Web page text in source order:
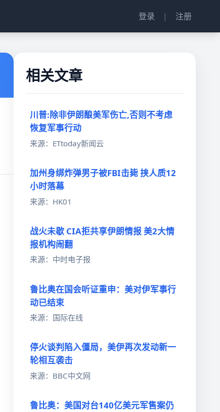
登录 | 注册
相关文章
川普:除非伊朗酿美军伤亡,否则不考虑
恢复军事行动
来源：ETtoday新闻云
加州身绑炸弹男子被FBI击毙 挟人质12
小时落幕
来源：HK01
战火未歇 CIA拒共享伊朗情报 美2大情
报机构闹翻
来源：中时电子报
鲁比奥在国会听证重申：美对伊军事行
动已结束
来源：国际在线
停火谈判陷入僵局，美伊再次发动新一
轮相互袭击
来源：BBC中文网
鲁比奥：美国对台140亿美元军售案仍